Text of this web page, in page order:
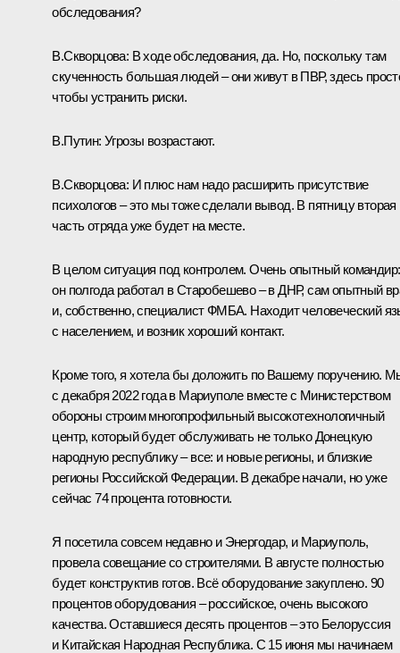
обследования?
В.Скворцова: В ходе обследования, да. Но, поскольку там
скученность большая людей – они живут в ПВР, здесь
чтобы устранить риски.
В.Путин: Угрозы возрастают.
В.Скворцова: И плюс нам надо расширить присутствие
психологов – это мы тоже сделали вывод. В пятницу вторая
часть отряда уже будет на месте.
В целом ситуация под контролем. Очень опытный командир:
он полгода работал в Старобешево – в ДНР, сам опытный
и, собственно, специалист ФМБА. Находит человеческий
с населением, и возник хороший контакт.
Кроме того, я хотела бы доложить по Вашему поручению.
с декабря 2022 года в Мариуполе вместе с Министерством
обороны строим многопрофильный высокотехнологичный
центр, который будет обслуживать не только Донецкую
народную республику – все: и новые регионы, и близкие
регионы Российской Федерации. В декабре начали, но уже
сейчас 74 процента готовности.
Я посетила совсем недавно и Энергодар, и Мариуполь,
провела совещание со строителями. В августе полностью
будет конструктив готов. Всё оборудование закуплено. 90
процентов оборудования – российское, очень высокого
качества. Оставшиеся десять процентов – это Белоруссия
и Китайская Народная Республика. С 15 июня мы начинаем